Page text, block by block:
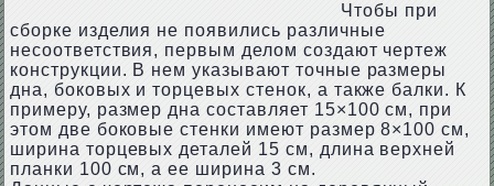
Чтобы при
сборке изделия не появились различные
несоответствия, первым делом создают чертеж
конструкции. В нем указывают точные размеры
дна, боковых и торцевых стенок, а также балки. К
примеру, размер дна составляет 15×100 см, при
этом две боковые стенки имеют размер 8×100 см,
ширина торцевых деталей 15 см, длина верхней
планки 100 см, а ее ширина 3 см.